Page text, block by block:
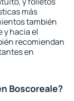
más
también
y hacia el
recomiendan
en
Boscoreale?